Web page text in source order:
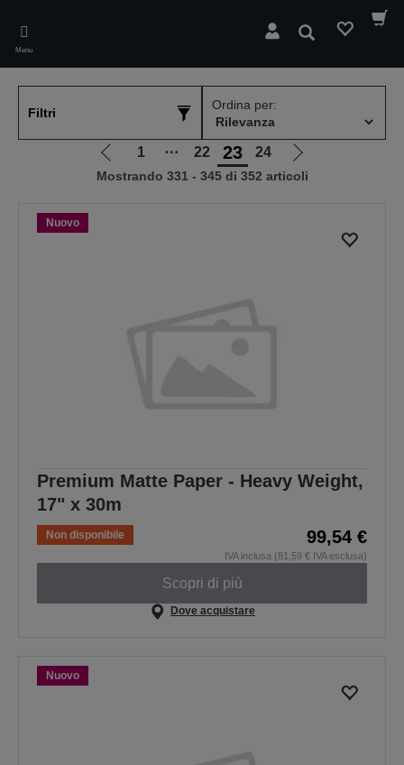
main
content
Menu
Cerca
Filtri
Ordina per:
Vai
alla
1 ⋯ 22 23 24
Vai
alla
Mostrando 331 - 345 di 352 articoli
Nuovo
Premium Matte Paper - Heavy Weight,
17" x 30m
Non disponibile 99,54 €
IVA inclusa (81,59 € IVA esclusa)
Scopri di più
Dove acquistare
Nuovo